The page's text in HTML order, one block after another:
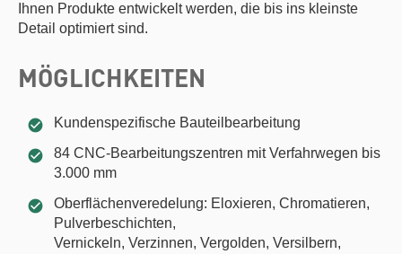
Ihnen Produkte entwickelt werden, die bis ins kleinste
Detail optimiert sind.
MÖGLICHKEITEN
Kundenspezifische Bauteilbearbeitung
84 CNC-Bearbeitungszentren mit Verfahrwegen bis
3.000 mm
Oberflächenveredelung: Eloxieren, Chromatieren,
Pulverbeschichten,
Vernickeln, Verzinnen, Vergolden, Versilbern,